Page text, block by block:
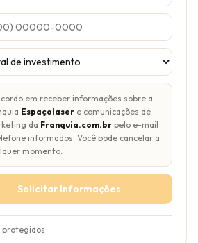
em receber informações sobre a
Espaçolaser e comunicações de
da Franquia.com.br pelo e-mail
informados. Você pode cancelar a
momento.
Solicitar Informações
protegidos